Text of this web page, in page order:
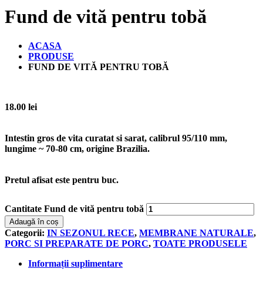
Fund de vită pentru tobă
ACASA
PRODUSE
FUND DE VITĂ PENTRU TOBĂ
18.00 lei
Intestin gros de vita curatat si sarat, calibrul 95/110 mm,
lungime ~ 70-80 cm, origine Brazilia.
Pretul afisat este pentru buc.
Cantitate Fund de vită pentru tobă
Adaugă în coș
Categorii: IN SEZONUL RECE, MEMBRANE NATURALE,
PORC SI PREPARATE DE PORC, TOATE PRODUSELE
Informații suplimentare